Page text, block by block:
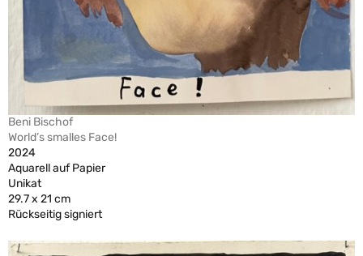
Beni Bischof
World’s smalles Face!
2024
Aquarell auf Papier
Unikat
29.7 x 21 cm
Rückseitig signiert